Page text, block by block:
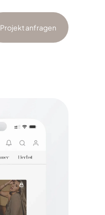
Projekt anfragen